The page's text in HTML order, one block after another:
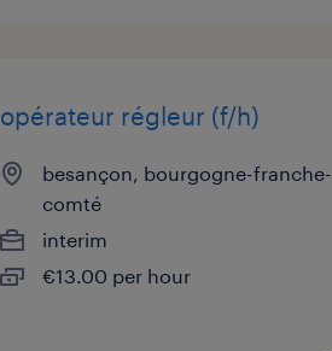
opérateur régleur (f/h)
besançon, bourgogne-franche-
comté
interim
€13.00 per hour